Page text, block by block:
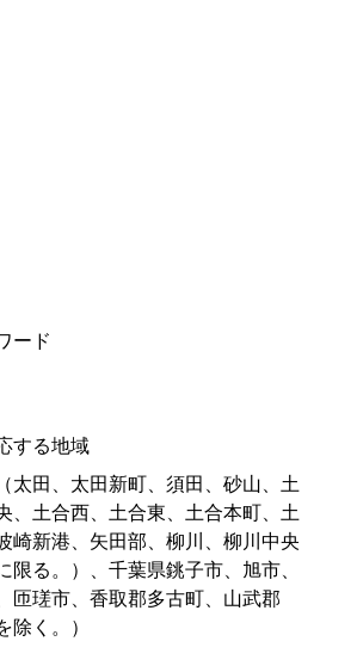
ード
する地域
太田、太田新町、須田、砂山、土
、土合西、土合東、土合本町、土
崎新港、矢田部、柳川、柳川中央
限る。）、千葉県銚子市、旭市、
匝瑳市、香取郡多古町、山武郡
除く。）